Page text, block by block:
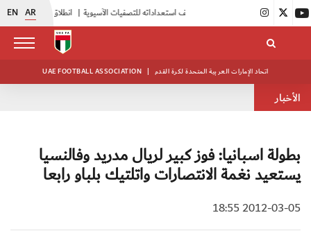
EN AR انطلاق دورة مراقبي المباريات المستجدين |
UAE FOOTBALL ASSOCIATION | اتحاد الإمارات العربية المتحدة لكرة القدم
الأخبار
بطولة اسبانيا: فوز كبير لريال مدريد وفالنسيا
يستعيد نغمة الانتصارات واتلتيك بلباو رابعا
2012-03-05 18:55